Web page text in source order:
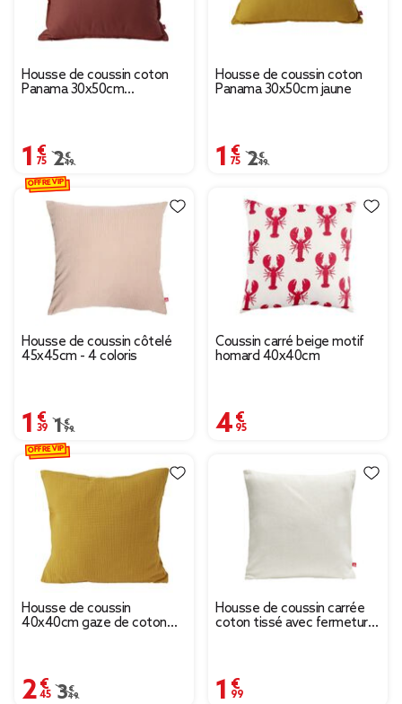
Housse de coussin coton
Panama 30x50cm
1,75 €
Prix remisé de 2,49 € à 1,75 €
2,49 €
Housse de coussin coton
Panama 30x50cm jaune
1,75 €
Prix remisé de 2,49 € à
2,49 €
Housse de coussin côtelé
45x45cm - 4 coloris
1,39 €
Prix remisé de 1,99 € à 1,39 €
1,99 €
OFFRE VIP
Coussin carré beige motif
homard 40x40cm
4,95 €
Housse de coussin
40x40cm gaze de coton
2,45 €
Prix remisé de 3,49 € à 2,45 €
3,49 €
OFFRE VIP
Housse de coussin carrée
coton tissé avec fermeture
1,99 €